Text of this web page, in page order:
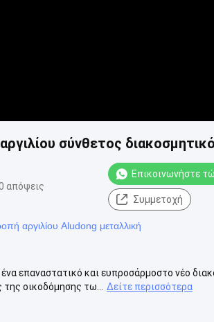
σύνθετος
απόψεις
Επικοινωνήστε
Συμμετοχή
αργιλίου Aludong μεταλλική
επαναστατικό και ευπροσάρμοστο νέο
οικοδόμησης τω...
Δείτε περισσότερα